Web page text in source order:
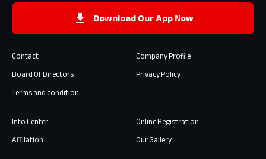
Download Our App Now
Contact
Company Profile
Board Of Directors
Privacy Policy
Terms and condition
Info Center
Online Registration
Affilation
Our Gallery